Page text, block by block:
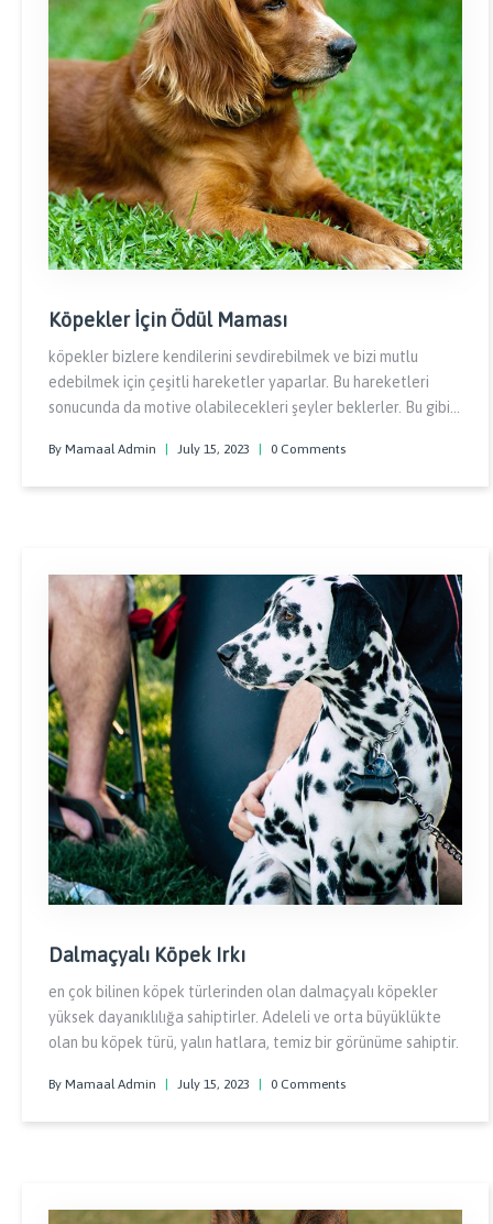
Köpekler İçin Ödül Maması
köpekler bizlere kendilerini sevdirebilmek ve bizi mutlu
edebilmek için çeşitli hareketler yaparlar. Bu hareketleri
sonucunda da motive olabilecekleri şeyler beklerler. Bu gibi
davranışlarının pekişmesinde yardımcı olmaktadır.
By Mamaal Admin July 15, 2023 0 Comments
Dalmaçyalı Köpek Irkı
en çok bilinen köpek türlerinden olan dalmaçyalı köpekler
yüksek dayanıklılığa sahiptirler. Adeleli ve orta büyüklükte
olan bu köpek türü, yalın hatlara, temiz bir görünüme sahiptir.
By Mamaal Admin July 15, 2023 0 Comments